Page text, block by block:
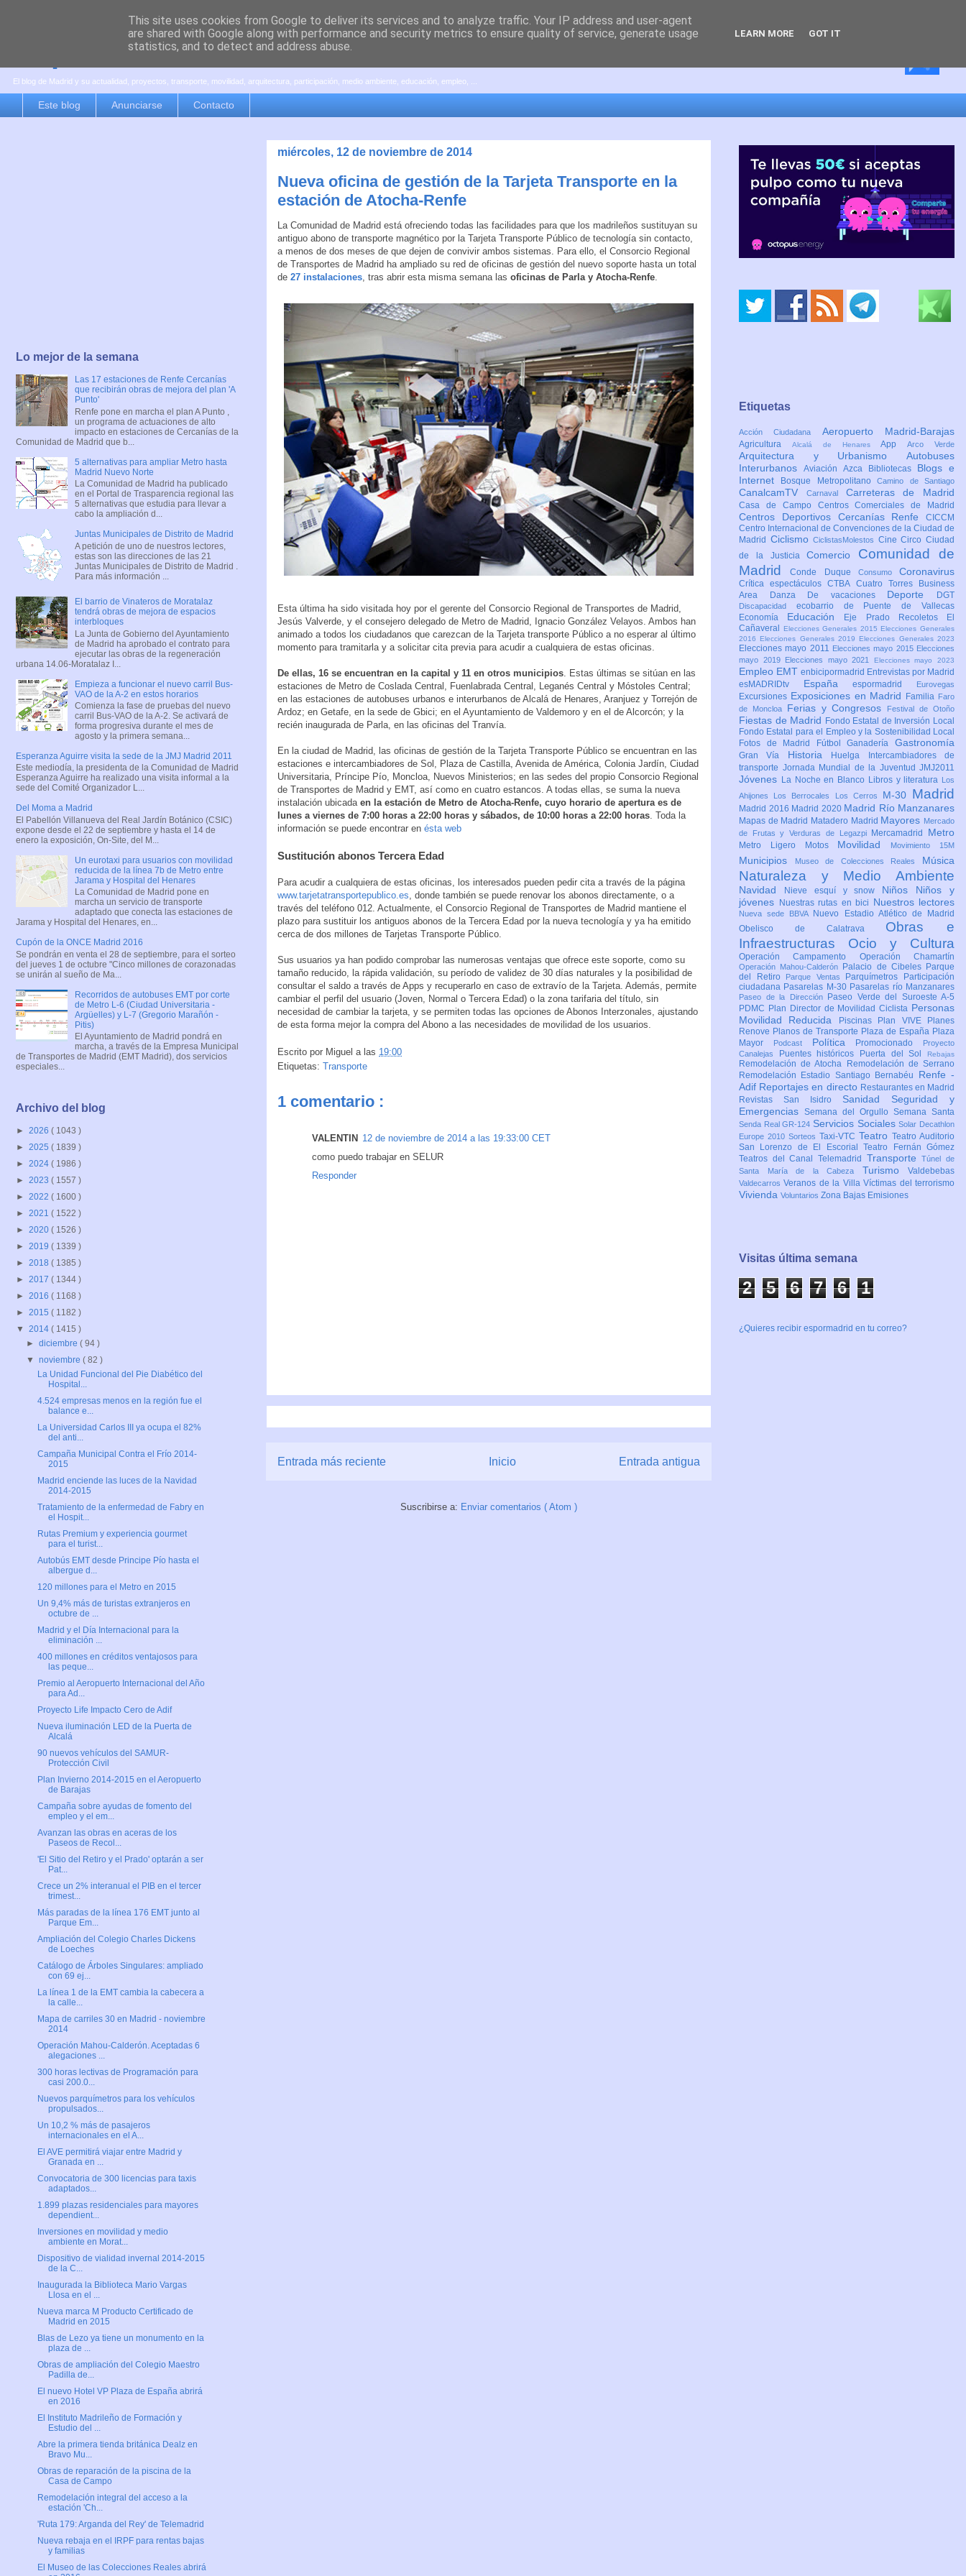
es por madrid
El blog de Madrid y su actualidad, proyectos, transporte, movilidad, arquitectura, participación, medio ambiente, educación, empleo, ...
Este blog Anunciarse Contacto
miércoles, 12 de noviembre de 2014
Nueva oficina de gestión de la Tarjeta Transporte en la
estación de Atocha-Renfe
La Comunidad de Madrid está ofreciendo todas las facilidades para que los madrileños sustituyan su
antiguo abono de transporte magnético por la Tarjeta Transporte Público de tecnología sin contacto,
a menos de dos meses de que dejen de convivir ambos sistemas. Para ello, el Consorcio Regional
de Transportes de Madrid ha ampliado su red de oficinas de gestión del nuevo soporte hasta un total
de 27 instalaciones , tras abrir esta misma semana las oficinas de Parla y Atocha-Renfe
Esta última ha sido visitada hoy por el gerente del Consorcio Regional de Transportes de Madrid,
Jesús Valverde, y el consejero delegado de Metro de Madrid, Ignacio González Velayos. Ambos han
animado a todos los ciudadanos que carezcan de la Tarjeta transporte Público a no esperar al último
momento para tramitarla y a solicitar cita previa para acudir a cualquiera de estas oficinas.
De ellas, 16 se encuentran en la capital y 11 en otros municipios . Estas últimas se sitúan en las
estaciones de Metro de Coslada Central, Fuenlabrada Central, Leganés Central y Móstoles Central;
en las estaciones de autobuses urbanos e interurbanos de Alcalá de Henares, Aranjuez y Torrejón de
Ardoz; en Getafe, en la sede de Gbici; en el Ayuntamiento de Valdemoro y en el de Alcorcón; y la
recién inaugurada de Parla, en las oficinas del Tranvía.
En la ciudad de Madrid, las oficinas de gestión de la Tarjeta Transporte Público se encuentran en las
estaciones e intercambiadores de Sol, Plaza de Castilla, Avenida de América, Colonia Jardín, Ciudad
Universitaria, Príncipe Pío, Moncloa, Nuevos Ministerios; en las sedes del propio Consorcio Regional
de Transportes de Madrid y EMT, así como en cuatro estancos. A todas ellas, se suma la nueva
instalación ubicada en la estación de Metro de Atocha-Renfe, cuyo horario de apertura es de
lunes a viernes de 7:00 horas a 22:00 horas y sábados, de 10:00 horas a 22:00 horas . Toda la
información se puede encontrar en ésta web
Sustitución abonos Tercera Edad
Para acudir a cualquiera de estas oficinas, los interesados pueden pedir cita a través de la página
www.tarjetatransportepublico.es , donde también se puede renovar los abonos directamente, o a
través del teléfono 012. Actualmente, el Consorcio Regional de Transportes de Madrid mantiene el
plazo para sustituir los antiguos abonos de la Tercera Edad por la nueva tecnología y ya ha emitido
cerca de dos millones de Tarjetas Transporte Público.
Sus usuarios ya han podido comprobar las numerosas ventajas que ofrece este soporte, como su
tamaño reducido, la rápida validación, su período de validez de 30 días naturales y la posibilidad de
consultar el saldo a través de Apps y recuperarlo en caso de extravío de la Tarjeta. Además, permite
cambiar el perfil del usuario (Joven, Normal o Tercera Edad) o la zona tarifaria del título, sin
necesidad de cambiar la tarjeta, y se permiten todas las opciones de Abonos Interzonales, ajustando
de esta forma mejor la compra del Abono a las necesidades de movilidad de los usuarios.
Escrito por Miguel a las 19:00
Etiquetas: Transporte
1 comentario :
VALENTIN 12 de noviembre de 2014 a las 19:33:00 CET
como puedo trabajar en SELUR
Responder
Entrada más reciente Entrada antigua
Inicio
Suscribirse a: Enviar comentarios ( Atom )
Lo mejor de la semana
Las 17 estaciones de Renfe Cercanías
que recibirán obras de mejora del plan 'A
Punto'
Renfe pone en marcha el plan A Punto ,
un programa de actuaciones de alto
impacto en estaciones de Cercanías de la
Comunidad de Madrid que b...
5 alternativas para ampliar Metro hasta
Madrid Nuevo Norte
La Comunidad de Madrid ha publicado
en el Portal de Trasparencia regional las
5 alternativas que estudia para llevar a
cabo la ampliación d...
Juntas Municipales de Distrito de Madrid
A petición de uno de nuestros lectores,
estas son las direcciones de las 21
Juntas Municipales de Distrito de Madrid .
Para más información ...
El barrio de Vinateros de Moratalaz
tendrá obras de mejora de espacios
interbloques
La Junta de Gobierno del Ayuntamiento
de Madrid ha aprobado el contrato para
ejecutar las obras de la regeneración
urbana 14.06-Moratalaz I...
Empieza a funcionar el nuevo carril Bus-
VAO de la A-2 en estos horarios
Comienza la fase de pruebas del nuevo
carril Bus-VAO de la A-2. Se activará de
forma progresiva durante el mes de
agosto y la primera semana...
Esperanza Aguirre visita la sede de la JMJ Madrid 2011
Este mediodía, la presidenta de la Comunidad de Madrid
Esperanza Aguirre ha realizado una visita informal a la
sede del Comité Organizador L...
Del Moma a Madrid
El Pabellón Villanueva del Real Jardín Botánico (CSIC)
expone desde el 22 de septiembre y hasta el 14 de
enero la exposición, On-Site, del M...
Un eurotaxi para usuarios con movilidad
reducida de la línea 7b de Metro entre
Jarama y Hospital del Henares
La Comunidad de Madrid pone en
marcha un servicio de transporte
adaptado que conecta las estaciones de
Jarama y Hospital del Henares, en...
Cupón de la ONCE Madrid 2016
Se pondrán en venta el 28 de septiembre, para el sorteo
del jueves 1 de octubre "Cinco millones de corazonadas
se unirán al sueño de Ma...
Recorridos de autobuses EMT por corte
de Metro L-6 (Ciudad Universitaria -
Argüelles) y L-7 (Gregorio Marañón -
Pitis)
El Ayuntamiento de Madrid pondrá en
marcha, a través de la Empresa Municipal
de Transportes de Madrid (EMT Madrid), dos servicios
especiales...
Archivo del blog
► 2026 ( 1043 )
► 2025 ( 1839 )
► 2024 ( 1986 )
► 2023 ( 1557 )
► 2022 ( 1600 )
► 2021 ( 1522 )
► 2020 ( 1526 )
► 2019 ( 1339 )
► 2018 ( 1385 )
► 2017 ( 1344 )
► 2016 ( 1168 )
► 2015 ( 1182 )
▼ 2014 ( 1415 )
►diciembre( 94 )
▼noviembre( 82 )
La Unidad Funcional del Pie Diabético del
Hospital...
4.524 empresas menos en la región fue el
balance e...
La Universidad Carlos III ya ocupa el 82%
del anti...
Campaña Municipal Contra el Frío 2014-
2015
Madrid enciende las luces de la Navidad
2014-2015
Tratamiento de la enfermedad de Fabry en
el Hospit...
Rutas Premium y experiencia gourmet
para el turist...
Autobús EMT desde Principe Pío hasta el
albergue d...
120 millones para el Metro en 2015
Un 9,4% más de turistas extranjeros en
octubre de ...
Madrid y el Día Internacional para la
eliminación ...
400 millones en créditos ventajosos para
las peque...
Premio al Aeropuerto Internacional del Año
para Ad...
Proyecto Life Impacto Cero de Adif
Nueva iluminación LED de la Puerta de
Alcalá
90 nuevos vehículos del SAMUR-
Protección Civil
Plan Invierno 2014-2015 en el Aeropuerto
de Barajas
Campaña sobre ayudas de fomento del
empleo y el em...
Avanzan las obras en aceras de los
Paseos de Recol...
'El Sitio del Retiro y el Prado' optarán a ser
Pat...
Crece un 2% interanual el PIB en el tercer
trimest...
Más paradas de la línea 176 EMT junto al
Parque Em...
Ampliación del Colegio Charles Dickens
de Loeches
Catálogo de Árboles Singulares: ampliado
con 69 ej...
La línea 1 de la EMT cambia la cabecera a
la calle...
Mapa de carriles 30 en Madrid - noviembre
2014
Operación Mahou-Calderón. Aceptadas 6
alegaciones ...
300 horas lectivas de Programación para
casi 200.0...
Nuevos parquímetros para los vehículos
propulsados...
Un 10,2 % más de pasajeros
internacionales en el A...
El AVE permitirá viajar entre Madrid y
Granada en ...
Convocatoria de 300 licencias para taxis
adaptados...
1.899 plazas residenciales para mayores
dependient...
Inversiones en movilidad y medio
ambiente en Morat...
Dispositivo de vialidad invernal 2014-2015
de la C...
Inaugurada la Biblioteca Mario Vargas
Llosa en el ...
Nueva marca M Producto Certificado de
Madrid en 2015
Blas de Lezo ya tiene un monumento en la
plaza de ...
Obras de ampliación del Colegio Maestro
Padilla de...
El nuevo Hotel VP Plaza de España abrirá
en 2016
El Instituto Madrileño de Formación y
Estudio del ...
Abre la primera tienda británica Dealz en
Bravo Mu...
Obras de reparación de la piscina de la
Casa de Campo
Remodelación integral del acceso a la
estación 'Ch...
'Ruta 179: Arganda del Rey' de Telemadrid
Nueva rebaja en el IRPF para rentas bajas
y familias
El Museo de las Colecciones Reales abrirá
Etiquetas
Acción Ciudadana Aeropuerto Madrid-Barajas
Agricultura Alcalá de HenaresAppArco Verde
Arquitectura y Urbanismo Autobuses
Interurbanos Aviación Azca Bibliotecas Blogs e
Internet
Bosque MetropolitanoCamino de Santiago
CanalcamTV Carnaval Carreteras de Madrid
Casa de Campo Centros Comerciales de Madrid
Centros Deportivos Cercanías Renfe CICCM
Centro Internacional de Convenciones de la Ciudad de
Madrid CiclismoCiclistasMolestos CineCircoCiudad
de la JusticiaComercio Comunidad de
MadridConde Duque Consumo Coronavirus
Crítica espectáculosCTBA Cuatro Torres Business
Area
Danza De vacaciones Deporte DGT
Discapacidad ecobarrio de Puente de Vallecas
Economía Educación Eje Prado Recoletos
El
Cañaveral
Elecciones Generales 2015 Elecciones Generales
2016 Elecciones Generales 2019 Elecciones Generales 2023
Elecciones mayo 2011 Elecciones mayo 2015 Elecciones
mayo 2019
Elecciones mayo 2021 Elecciones mayo 2023
Empleo EMT enbicipormadrid Entrevistas por Madrid
esMADRIDtv Españaespormadrid Eurovegas
Excursiones Exposiciones en Madrid Familia Faro
de Moncloa
Ferias y Congresos Festival de Otoño
Fiestas de Madrid Fondo Estatal de Inversión Local
Fondo Estatal para el Empleo y la Sostenibilidad Local
Fotos de Madrid
FútbolGanaderíaGastronomía
Gran Vía Historia Huelga
Intercambiadores de
transporte Jornada Mundial de la Juventud JMJ2011
Jóvenes La Noche en Blanco Libros y literatura
Los
Ahijones
Los Berrocales Los Cerros M-30 Madrid
Madrid 2016 Madrid 2020 Madrid Río Manzanares
Mapas de Madrid Matadero Madrid Mayores Mercado
de Frutas y Verduras de Legazpi
Mercamadrid Metro
Metro Ligero Motos Movilidad Movimiento 15M
Municipios Museo de Colecciones Reales Música
Naturaleza y Medio Ambiente
Navidad Nieve esquí y snow Niños Niños y
jóvenes
Nuestras rutas en bici Nuestros lectores
Nueva sede BBVA
Nuevo Estadio Atlético de Madrid
Obelisco de Calatrava Obras e
Infraestructuras Ocio y Cultura
Operación Campamento Operación Chamartín
Operación Mahou-Calderón Palacio de Cibeles Parque
del Retiro
Parque Ventas Parquímetros
Participación
ciudadana Pasarelas M-30 Pasarelas río Manzanares
Paseo de la Dirección
Paseo Verde del Suroeste A-5
PDMC Plan Director de Movilidad Ciclista Personas
Movilidad Reducida
Piscinas Plan VIVE
Planes
Renove Planos de Transporte Plaza de España Plaza
Mayor
Podcast Política Promocionado
Proyecto
Canalejas
Puentes históricos Puerta del Sol Rebajas
Remodelación de Atocha
Remodelación de Serrano
Remodelación Estadio Santiago Bernabéu Renfe -
Adif Reportajes en directo Restaurantes en Madrid
Revistas San Isidro Sanidad Seguridad y
Emergencias Semana del Orgullo Semana Santa
Senda Real GR-124 Servicios SocialesSolar Decathlon
Europe 2010 Sorteos Taxi-VTC Teatro Teatro Auditorio
San Lorenzo de El EscorialTeatro Fernán Gómez
Teatros del Canal Telemadrid TransporteTúnel de
Santa María de la Cabeza Turismo Valdebebas
ValdecarrosVeranos de la VillaVíctimas del terrorismo
Vivienda Voluntarios Zona Bajas Emisiones
Visitas última semana
2 5 6 7 6 2
¿Quieres recibir espormadrid en tu correo?
This site uses cookies from Google to deliver its services and to analyze traffic. Your IP address and user-agent
are shared with Google along with performance and security metrics to ensure quality of service, generate usage
statistics, and to detect and address abuse.
LEARN MORE GOT IT